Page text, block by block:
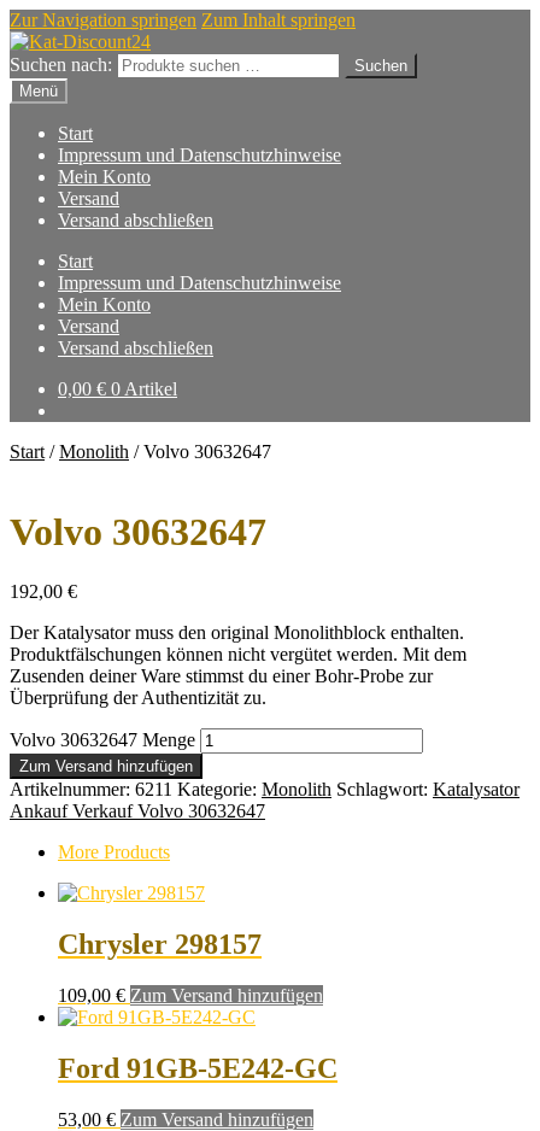
Zur Navigation springen Zum Inhalt springen
Suchen nach:
Suchen
Menü
Start
Impressum und Datenschutzhinweise
Mein Konto
Versand
Versand abschließen
Start
Impressum und Datenschutzhinweise
Mein Konto
Versand
Versand abschließen
0,00 € 0 Artikel
Start /Monolith /Volvo 30632647
Volvo 30632647
192,00 €
Der Katalysator muss den original Monolithblock enthalten.
Produktfälschungen können nicht vergütet werden. Mit dem
Zusenden deiner Ware stimmst du einer Bohr-Probe zur
Überprüfung der Authentizität zu.
Volvo 30632647 Menge
Zum Versand hinzufügen
Artikelnummer: 6211 Kategorie: Monolith Schlagwort: Katalysator
Ankauf Verkauf Volvo 30632647
More Products
Chrysler 298157
109,00 € Zum Versand hinzufügen
Ford 91GB-5E242-GC
53,00 € Zum Versand hinzufügen